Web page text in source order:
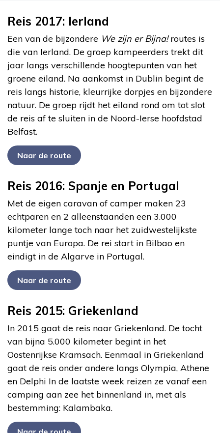
Reis 2017: Ierland
Een van de bijzondere We zijn er Bijna!routes is
die van Ierland. De groep kampeerders trekt dit
jaar langs verschillende hoogtepunten van het
groene eiland. Na aankomst in Dublin begint de
reis langs historie, kleurrijke dorpjes en bijzondere
natuur. De groep rijdt het eiland rond om tot slot
de reis af te sluiten in de Noord-Ierse hoofdstad
Belfast.
Naar de route
Reis 2016: Spanje en Portugal
Met de eigen caravan of camper maken 23
echtparen en 2 alleenstaanden een 3.000
kilometer lange toch naar het zuidwestelijkste
puntje van Europa. De rei start in Bilbao en
eindigt in de Algarve in Portugal.
Naar de route
Reis 2015: Griekenland
In 2015 gaat de reis naar Griekenland. De tocht
van bijna 5.000 kilometer begint in het
Oostenrijkse Kramsach. Eenmaal in Griekenland
gaat de reis onder andere langs Olympia, Athene
en Delphi In de laatste week reizen ze vanaf een
camping aan zee het binnenland in, met als
bestemming: Kalambaka.